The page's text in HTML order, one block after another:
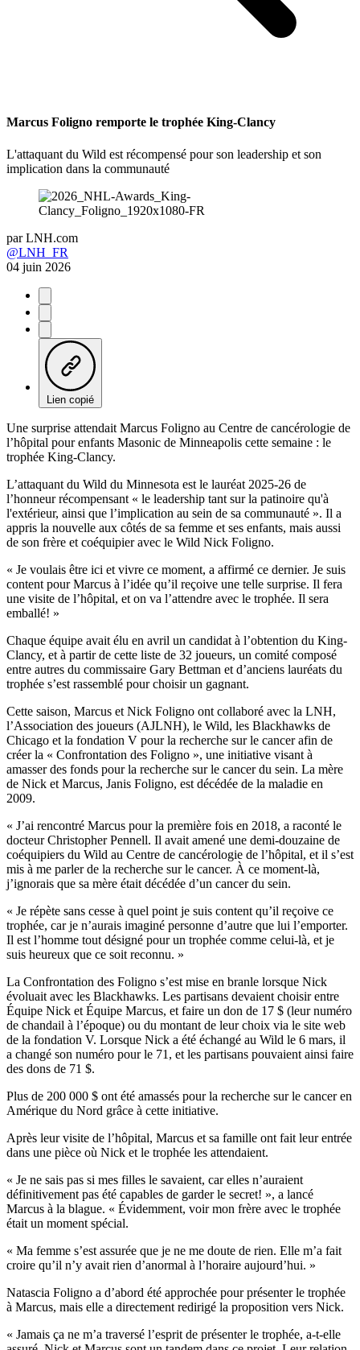
Marcus Foligno remporte le trophée King-Clancy
L'attaquant du Wild est récompensé pour son leadership et son
implication dans la communauté
par LNH.com
@LNH_FR
04 juin 2026
Lien copié
Une surprise attendait Marcus Foligno au Centre de cancérologie de
l’hôpital pour enfants Masonic de Minneapolis cette semaine : le
trophée King-Clancy.
L’attaquant du Wild du Minnesota est le lauréat 2025-26 de
l’honneur récompensant « le leadership tant sur la patinoire qu'à
l'extérieur, ainsi que l’implication au sein de sa communauté ». Il a
appris la nouvelle aux côtés de sa femme et ses enfants, mais aussi
de son frère et coéquipier avec le Wild Nick Foligno.
« Je voulais être ici et vivre ce moment, a affirmé ce dernier. Je suis
content pour Marcus à l’idée qu’il reçoive une telle surprise. Il fera
une visite de l’hôpital, et on va l’attendre avec le trophée. Il sera
emballé! »
Chaque équipe avait élu en avril un candidat à l’obtention du King-
Clancy, et à partir de cette liste de 32 joueurs, un comité composé
entre autres du commissaire Gary Bettman et d’anciens lauréats du
trophée s’est rassemblé pour choisir un gagnant.
Cette saison, Marcus et Nick Foligno ont collaboré avec la LNH,
l’Association des joueurs (AJLNH), le Wild, les Blackhawks de
Chicago et la fondation V pour la recherche sur le cancer afin de
créer la « Confrontation des Foligno », une initiative visant à
amasser des fonds pour la recherche sur le cancer du sein. La mère
de Nick et Marcus, Janis Foligno, est décédée de la maladie en
2009.
« J’ai rencontré Marcus pour la première fois en 2018, a raconté le
docteur Christopher Pennell. Il avait amené une demi-douzaine de
coéquipiers du Wild au Centre de cancérologie de l’hôpital, et il s’est
mis à me parler de la recherche sur le cancer. À ce moment-là,
j’ignorais que sa mère était décédée d’un cancer du sein.
« Je répète sans cesse à quel point je suis content qu’il reçoive ce
trophée, car je n’aurais imaginé personne d’autre que lui l’emporter.
Il est l’homme tout désigné pour un trophée comme celui-là, et je
suis heureux que ce soit reconnu. »
La Confrontation des Foligno s’est mise en branle lorsque Nick
évoluait avec les Blackhawks. Les partisans devaient choisir entre
Équipe Nick et Équipe Marcus, et faire un don de 17 $ (leur numéro
de chandail à l’époque) ou du montant de leur choix via le site web
de la fondation V. Lorsque Nick a été échangé au Wild le 6 mars, il
a changé son numéro pour le 71, et les partisans pouvaient ainsi faire
des dons de 71 $.
Plus de 200 000 $ ont été amassés pour la recherche sur le cancer en
Amérique du Nord grâce à cette initiative.
Après leur visite de l’hôpital, Marcus et sa famille ont fait leur entrée
dans une pièce où Nick et le trophée les attendaient.
« Je ne sais pas si mes filles le savaient, car elles n’auraient
définitivement pas été capables de garder le secret! », a lancé
Marcus à la blague. « Évidemment, voir mon frère avec le trophée
était un moment spécial.
« Ma femme s’est assurée que je ne me doute de rien. Elle m’a fait
croire qu’il n’y avait rien d’anormal à l’horaire aujourd’hui. »
Natascia Foligno a d’abord été approchée pour présenter le trophée
à Marcus, mais elle a directement redirigé la proposition vers Nick.
« Jamais ça ne m’a traversé l’esprit de présenter le trophée, a-t-elle